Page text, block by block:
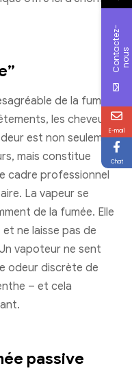
de la fumée
les cheveux,
est non seulement
mais constitue
cadre professionnel
La vapeur se
de la fumée. Elle
ne laisse pas de
vapoteur ne sent
odeur discrète de
– et cela
passive
C
o
n
t a
c
t
e
z
-
n
o
u s
E-mail
Chat